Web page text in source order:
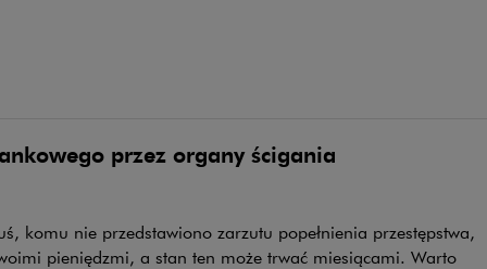
przez organy ścigania
komu nie przedstawiono zarzutu popełnienia przestępstwa,
pieniędzmi, a stan ten może trwać miesiącami. Warto